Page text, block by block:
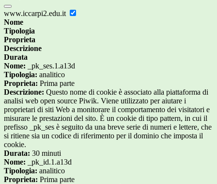
www.iccarpi2.edu.it
Nome
Tipologia
Proprieta
Descrizione
Durata
Nome: _pk_ses.1.a13d
Tipologia: analitico
Proprieta: Prima parte
Descrizione: Questo nome di cookie è associato alla piattaforma di
analisi web open source Piwik. Viene utilizzato per aiutare i
proprietari di siti Web a monitorare il comportamento dei visitatori e
misurare le prestazioni del sito. È un cookie di tipo pattern, in cui il
prefisso _pk_ses è seguito da una breve serie di numeri e lettere, che
si ritiene sia un codice di riferimento per il dominio che imposta il
cookie.
Durata: 30 minuti
Nome: _pk_id.1.a13d
Tipologia: analitico
Proprieta: Prima parte